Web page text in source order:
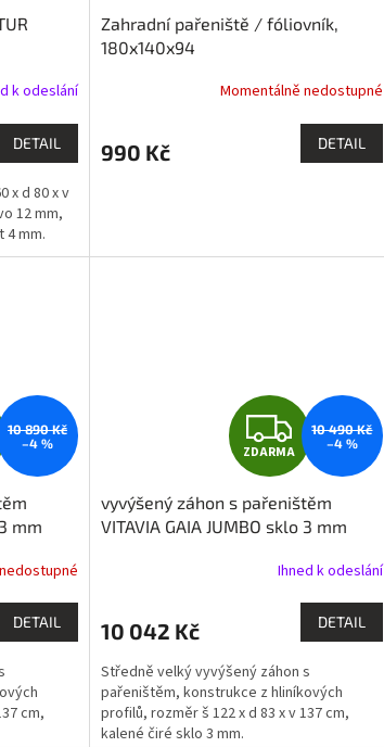
k odeslání
DETAIL
x d 80 x v
12 mm,
mm.
Zahradní pařeniště / fóliovník,
180x140x94
Momentálně nedostupné
990 Kč DETAIL
10 890 Kč
–4 %
mm
DETAIL
cm,
Z
D
A
R
M
A
ZDARMA
10 490 Kč
–4 %
vyvýšený záhon s pařeništěm
VITAVIA GAIA JUMBO sklo 3 mm
Ihned k odeslání
10 042 Kč DETAIL
Středně velký vyvýšený záhon s
pařeništěm, konstrukce z hliníkových
profilů, rozměr š 122 x d 83 x v 137 cm,
kalené čiré sklo 3 mm.